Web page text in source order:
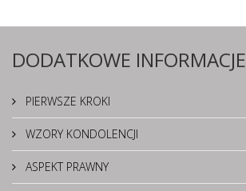
DODATKOWE INFORMACJE
PIERWSZE KROKI
WZORY KONDOLENCJI
ASPEKT PRAWNY